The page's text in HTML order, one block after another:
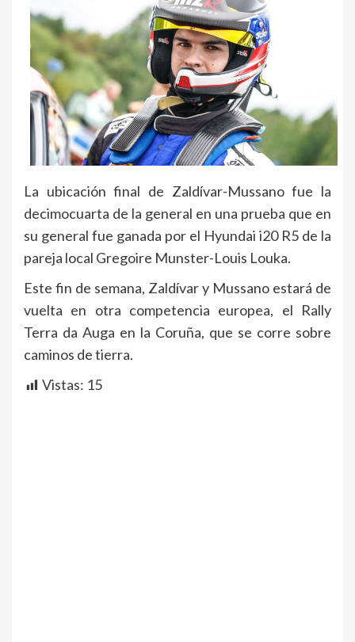
La ubicación final de Zaldívar-Mussano fue la
decimocuarta de la general en una prueba que en
su general fue ganada por el Hyundai i20 R5 de la
pareja local Gregoire Munster-Louis Louka.
Este fin de semana, Zaldívar y Mussano estará de
vuelta en otra competencia europea, el Rally
Terra da Auga en la Coruña, que se corre sobre
caminos de tierra.
Vistas: 15